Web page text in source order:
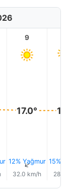
9
17.0°
12% Yağmur
↑
32.0 km/h
15%
28.0